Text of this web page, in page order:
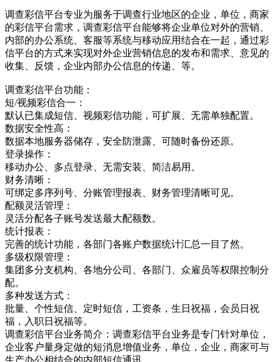
调查彩信平台专业为服务于调查行业地区的企业，单位，商家
的彩信平台需求，调查彩信平台能够将企业单位对外的营销、
内部的办公系统、客服等系统与移动应用结合在一起，通过彩
信平台的方式来实现对外企业营销信息的发布和需求、意见的
收集、反馈，企业内部办公信息的传递、等。
调查彩信平台功能：
短/视频彩信合一：
默认已集成短信、视频彩信功能，可扩展、无需单独配置。
数据安全性高：
数据本地服务器储存，安全防泄露、可随时备份还原。
登录操作：
移动办公、多点登录、无需安装、简洁易用。
财务清晰：
可绑定多序列号、分账管理报表、财务管理清晰可见。
配额灵活管理：
灵活分配各子账号发送最大配额数。
统计报表：
完善的统计功能，各部门各账户数据统计汇总一目了然。
多级权限管理：
集团多分支机构、各地分公司、各部门、众雇员等权限控制分
配。
多种发送方式：
批量、个性短信、定时短信，工资条，生日祝福，会员日祝
福，入职日祝福等。
调查彩信平台业务简介：调查彩信平台业务是专门针对单位，
企业客户量身定做的短消息增值业务，单位，企业，商家可与
生产办公相结合的内部短信通讯，